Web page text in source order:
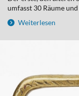
umfasst 30 Räume
Weiterlesen